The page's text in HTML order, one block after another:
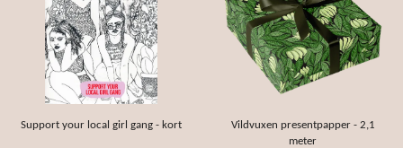
Support your local girl gang - kort
Vildvuxen presentpapper - 2,1
meter